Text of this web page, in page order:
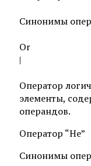
Синонимы
Or
|
Оператор
элементы,
операндов.
Оператор “Не”
Синонимы